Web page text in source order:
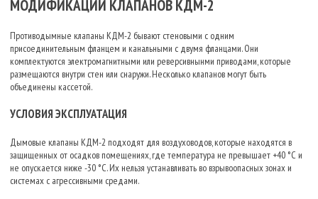
МОДИФИКАЦИИ КЛАПАНОВ КДМ-2
Противодымные клапаны КДМ-2 бывают стеновыми с одним
присоединительным фланцем и канальными с двумя фланцами. Они
комплектуются электромагнитными или реверсивнынми приводами, которые
размещаются внутри стен или снаружи. Несколько клапанов могут быть
объединены кассетой.
УСЛОВИЯ ЭКСПЛУАТАЦИЯ
Дымовые клапаны КДМ-2 подходят для воздуховодов, которые находятся в
защищенных от осадков помещениях, где температура не превышает +40 °С и
не опускается ниже -30 °С. Их нельзя устанавливать во взрывоопасных зонах и
системах с агрессивными средами.